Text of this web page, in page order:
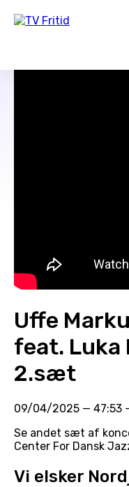
Uffe
feat. Luka
2.sæt
09/04/2025 — 47:53
Se andet sæt af
Center For Dansk
Vi elsker